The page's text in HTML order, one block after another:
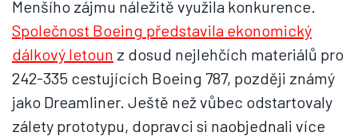
Menšího zájmu náležitě využila konkurence.
Společnost Boeing představila ekonomický
dálkový letoun z dosud nejlehčích materiálů pro
242-335 cestujících Boeing 787, později známý
jako Dreamliner. Ještě než vůbec odstartovaly
zálety prototypu, dopravci si naobjednali více